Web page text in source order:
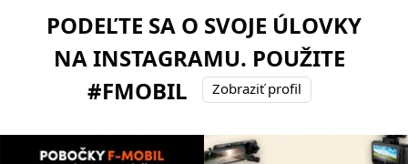
PODEĽTE SA O SVOJE ÚLOVKY
NA INSTAGRAMU. POUŽITE
#FMOBIL
Zobraziť profil